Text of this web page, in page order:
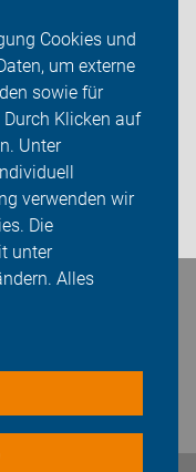
Cookies und
um externe
sowie für
Klicken auf
Unter
verwenden wir
Die
unter
Alles